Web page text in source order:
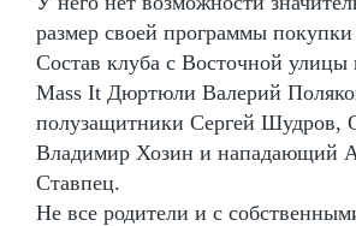
размер своей программы
Состав клуба с Восточной
Mass It Дюртюли Валерий
полузащитники Сергей Шудров,
Владимир Хозин и нападающий
Ставпец.
Не все родители и с